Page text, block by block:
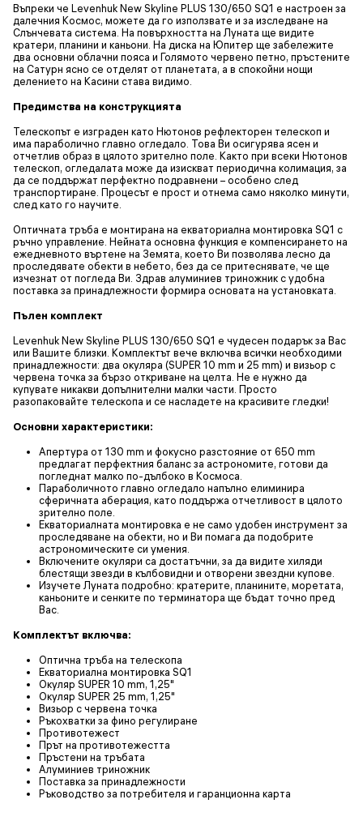
Въпреки че Levenhuk New Skyline PLUS 130/650 SQ1 е настроен за
далечния Космос, можете да го използвате и за изследване на
Слънчевата система. На повърхността на Луната ще видите
кратери, планини и каньони. На диска на Юпитер ще забележите
два основни облачни пояса и Голямото червено петно, пръстените
на Сатурн ясно се отделят от планетата, а в спокойни нощи
делението на Касини става видимо.
Предимства на конструкцията
Телескопът е изграден като Нютонов рефлекторен телескоп и
има параболично главно огледало. Това Ви осигурява ясен и
отчетлив образ в цялото зрително поле. Както при всеки Нютонов
телескоп, огледалата може да изискват периодична колимация, за
да се поддържат перфектно подравнени – особено след
транспортиране. Процесът е прост и отнема само няколко минути,
след като го научите.
Оптичната тръба е монтирана на екваториална монтировка SQ1 с
ръчно управление. Нейната основна функция е компенсирането на
ежедневното въртене на Земята, което Ви позволява лесно да
проследявате обекти в небето, без да се притеснявате, че ще
изчезнат от погледа Ви. Здрав алуминиев триножник с удобна
поставка за принадлежности формира основата на установката.
Пълен комплект
Levenhuk New Skyline PLUS 130/650 SQ1 е чудесен подарък за Вас
или Вашите близки. Комплектът вече включва всички необходими
принадлежности: два окуляра (SUPER 10 mm и 25 mm) и визьор с
червена точка за бързо откриване на целта. Не е нужно да
купувате никакви допълнителни малки части. Просто
разопаковайте телескопа и се насладете на красивите гледки!
Основни характеристики:
Апертура от 130 mm и фокусно разстояние от 650 mm
предлагат перфектния баланс за астрономите, готови да
погледнат малко по-дълбоко в Космоса.
Параболичното главно огледало напълно елиминира
сферичната аберация, като поддържа отчетливост в цялото
зрително поле.
Екваториалната монтировка е не само удобен инструмент за
проследяване на обекти, но и Ви помага да подобрите
астрономическите си умения.
Включените окуляри са достатъчни, за да видите хиляди
блестящи звезди в кълбовидни и отворени звездни купове.
Изучете Луната подробно: кратерите, планините, моретата,
каньоните и сенките по терминатора ще бъдат точно пред
Вас.
Комплектът включва:
Оптична тръба на телескопа
Екваториална монтировка SQ1
Окуляр SUPER 10 mm, 1,25"
Окуляр SUPER 25 mm, 1,25"
Визьор с червена точка
Ръкохватки за фино регулиране
Противотежест
Прът на противотежестта
Пръстени на тръбата
Алуминиев триножник
Поставка за принадлежности
Ръководство за потребителя и гаранционна карта